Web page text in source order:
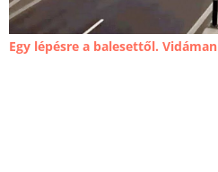
Egy lépésre a balesettől.